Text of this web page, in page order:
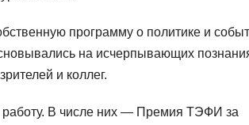
программу о политике и
на исчерпывающих
и коллег.
работу. В числе них — Премия ТЭФИ за